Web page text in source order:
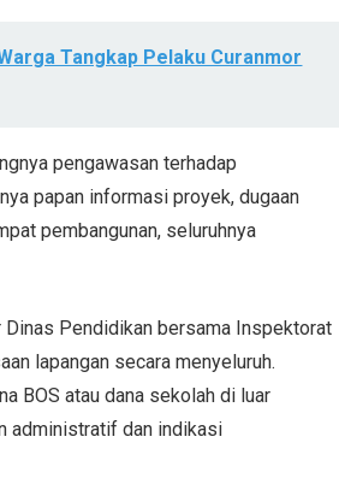
Tangkap Pelaku Curanmor
pengawasan terhadap
papan informasi proyek, dugaan
pembangunan, seluruhnya
Pendidikan bersama Inspektorat
lapangan secara menyeluruh.
BOS atau dana sekolah di luar
administratif dan indikasi